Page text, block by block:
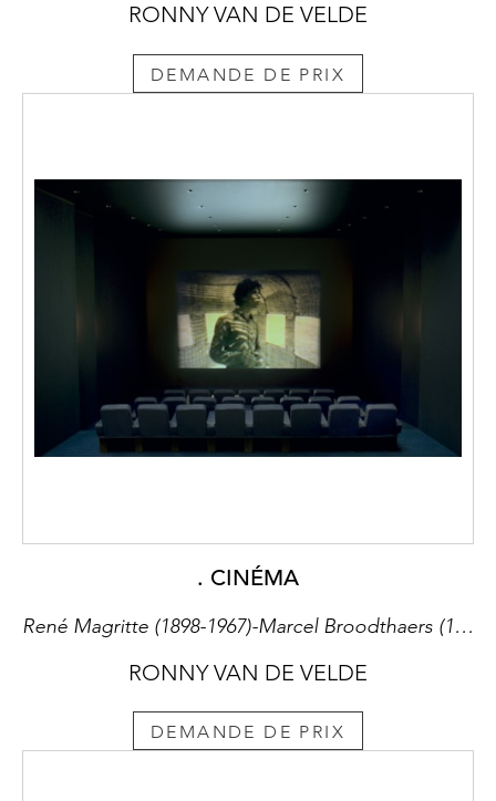
RONNY VAN DE VELDE
DEMANDE DE PRIX
. CINÉMA
René Magritte (1898-1967)-Marcel Broodthaers (1924-1976)-Panamarenko (b.1940)
RONNY VAN DE VELDE
DEMANDE DE PRIX